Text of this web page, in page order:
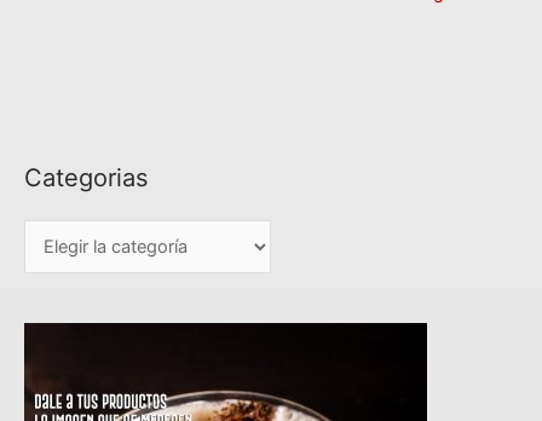
Categorias
C
r